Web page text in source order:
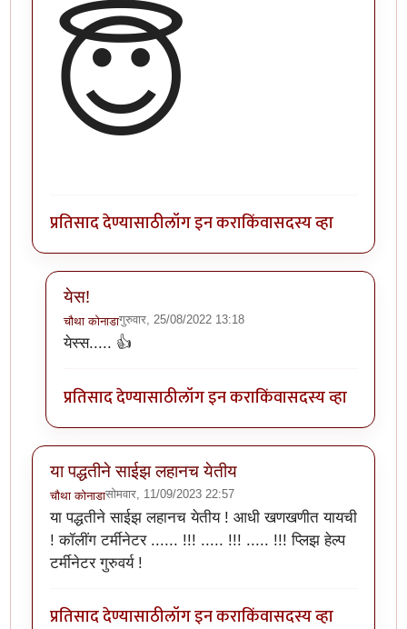
😇
प्रतिसाद देण्यासाठीलॉग इन कराकिंवासदस्य व्हा
येस!
चौथा कोनाडागुरुवार, 25/08/2022 13:18
In reply to
येस्स..... 👍
प्रतिसाद देण्यासाठीलॉग इन कराकिंवासदस्य व्हा
या पद्धतीने साईझ लहानच येतीय
चौथा कोनाडासोमवार, 11/09/2023 22:57
या पद्धतीने साईझ लहानच येतीय ! आधी खणखणीत यायची
! कॉलींग टर्मीनेटर ...... !!! ..... !!! ..... !!! प्लिझ हेल्प
टर्मीनेटर गुरुवर्य !
प्रतिसाद देण्यासाठीलॉग इन कराकिंवासदस्य व्हा